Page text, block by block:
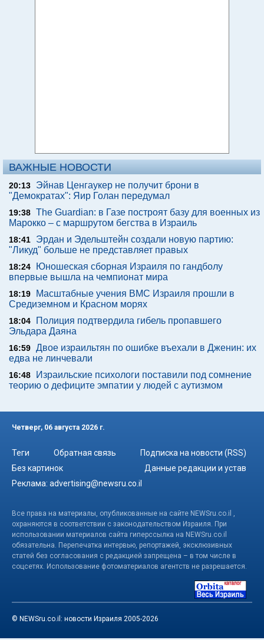
ВАЖНЫЕ НОВОСТИ
20:13
Эйнав Ценгаукер не получит брони в
"Демократах": Яир Голан передумал
19:38 The Guardian: в Газе построят базу для военных из
Марокко – с маршрутом бегства в Израиль
18:41
Эрдан и Эдельштейн создали новую партию:
"Ликуд" больше не представляет правых
18:24
Юношеская сборная Израиля по гандболу
впервые вышла на чемпионат мира
18:19
Масштабные учения ВМС Израиля прошли в
Средиземном и Красном морях
18:04
Полиция подтвердила гибель пропавшего
Эльдара Даяна
16:59 Двое израильтян по ошибке въехали в Дженин: их
едва не линчевали
16:48
Израильские психологи поставили под сомнение
теорию о дефиците эмпатии у людей с аутизмом
Четверг, 06 августа 2026 г.
Теги Обратная связь
Подписка на новости (RSS)
Без картинок
Данные редакции и устав
Реклама: advertising@newsru.co.il
Все права на материалы, опубликованные на сайте NEWSru.co.il ,
охраняются в соответствии с законодательством Израиля. При
использовании материалов сайта гиперссылка на NEWSru.co.il
обязательна. Перепечатка интервью, репортажей, эксклюзивных
статей без согласования с редакцией запрещена – в том числе в
соцсетях. Использование фотоматериалов агентств не разрешается.
© NEWSru.co.il: новости Израиля 2005-2026